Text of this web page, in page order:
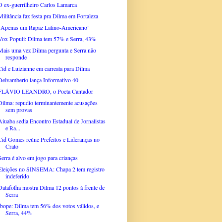
ex-guerrilheiro Carlos Lamarca
faz festa pra Dilma em Fortaleza
um Rapaz Latino-Americano"
Populi: Dilma tem 57% e Serra, 43%
uma vez Dilma pergunta e Serra não
responde
e Luizianne em carreata para Dilma
lança Informativo 40
LEANDRO, o Poeta Cantador
repudio terminantemente acusações
sem provas
sedia Encontro Estadual de Jornalistas
e Ra...
Gomes reúne Prefeitos e Lideranças no
Crato
é alvo em jogo para crianças
no SINSEMA: Chapa 2 tem registro
indeferido
mostra Dilma 12 pontos à frente de
Serra
Dilma tem 56% dos votos válidos, e
Serra, 44%